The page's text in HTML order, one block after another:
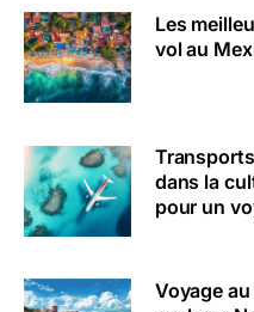
Les
vol au
dans la
pour un
Voyage